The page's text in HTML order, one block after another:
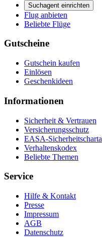
Suchagent einrichten
Flug anbieten
Beliebte Flüge
Gutscheine
Gutschein kaufen
Einlösen
Geschenkideen
Informationen
Sicherheit & Vertrauen
Versicherungsschutz
EASA-Sicherheitscharta
Verhaltenskodex
Beliebte Themen
Service
Hilfe & Kontakt
Presse
Impressum
AGB
Datenschutz